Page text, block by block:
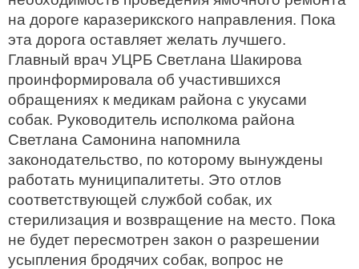
на дороге каразерикского направления. Пока
эта дорога оставляет желать лучшего.
Главный врач УЦРБ Светлана Шакирова
проинформировала об участившихся
обращениях к медикам района с укусами
собак. Руководитель исполкома района
Светлана Самонина напомнила
законодательство, по которому вынуждены
работать муниципалитеты. Это отлов
соответствующей службой собак, их
стерилизация и возвращение на место. Пока
не будет пересмотрен закон о разрешении
усыпления бродячих собак, вопрос не